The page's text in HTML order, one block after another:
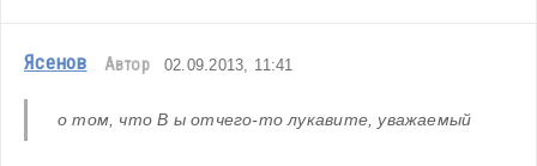
Ясенов Автор 02.09.2013, 11:41
о том, что В ы отчего-то лукавите, уважаемый